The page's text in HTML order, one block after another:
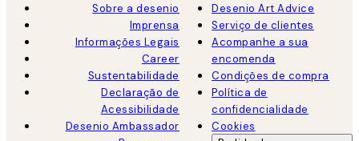
Sobre a desenio
Imprensa
Informações Legais
Career
Sustentabilidade
Declaração de
Acessibilidade
Desenio Ambassador
Desenio Art Advice
Serviço de clientes
Acompanhe a sua
encomenda
Condições de compra
Política de
confidencialidade
Cookies